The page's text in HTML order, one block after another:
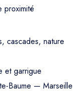
proximité
cascades, nature
et garrigue
Baume — Marseille